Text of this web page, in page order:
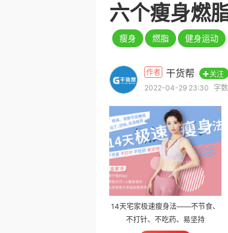
六个瘦身燃
瘦身 燃脂 健身运动
作者 干货帮 关注
2022-04-29 23:30
字
14天宅家极速瘦身法——不节食、
不打针、不吃药、易坚持